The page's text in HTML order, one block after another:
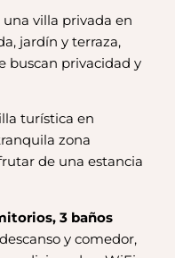
una villa privada en
jardín y terraza,
buscan privacidad y
turística en
zona
de una estancia
3 baños
y comedor,